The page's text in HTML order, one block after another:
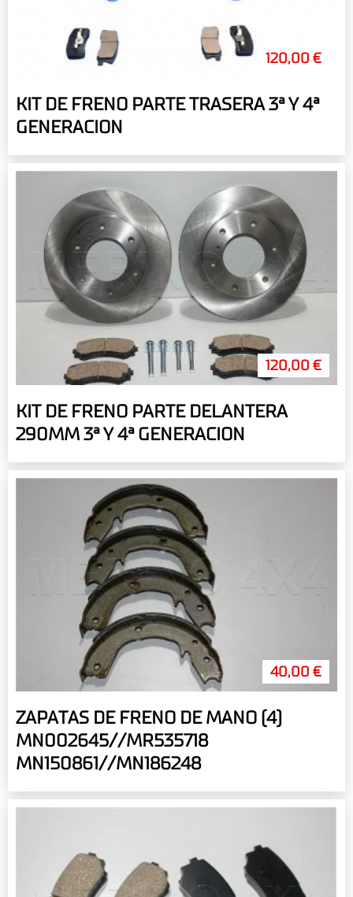
120,00 €
KIT DE FRENO PARTE TRASERA 3ª Y 4ª
GENERACION
120,00 €
KIT DE FRENO PARTE DELANTERA
290MM 3ª Y 4ª GENERACION
40,00 €
ZAPATAS DE FRENO DE MANO (4)
MN002645//MR535718
MN150861//MN186248